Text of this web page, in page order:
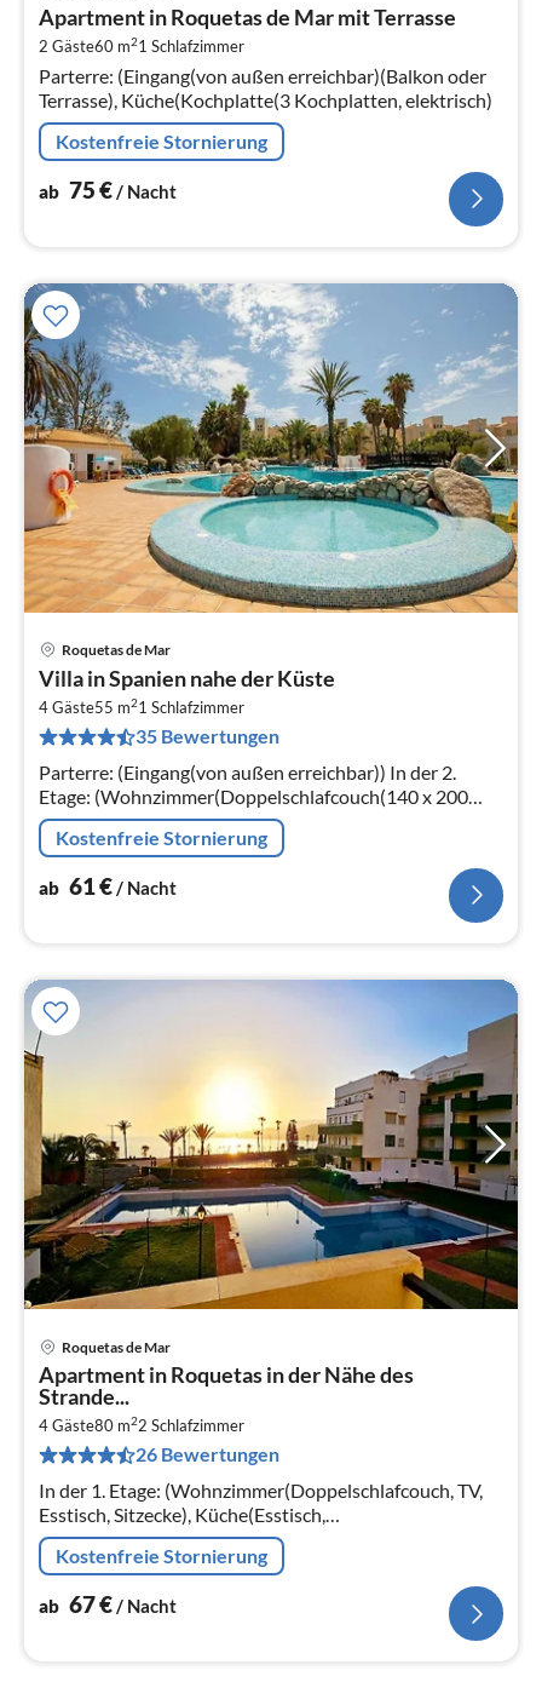
Apartment in Roquetas de Mar mit Terrasse
2 Gäste60 m21 Schlafzimmer
Parterre: (Eingang(von außen erreichbar)(Balkon oder
Terrasse), Küche(Kochplatte(3 Kochplatten, elektrisch)
Kostenfreie Stornierung
ab 75€ / Nacht
Roquetas de Mar
Villa in Spanien nahe der Küste
4 Gäste55 m21 Schlafzimmer
35 Bewertungen
Parterre: (Eingang(von außen erreichbar)) In der 2.
Etage: (Wohnzimmer(Doppelschlafcouch(140 x 200
cm), TV(Flatscreen), Esstisch, Sitzecke)
Kostenfreie Stornierung
ab 61€/ Nacht
Roquetas de Mar
Apartment in Roquetas in der Nähe des
Strande...
4 Gäste80 m22 Schlafzimmer
26 Bewertungen
In der 1. Etage: (Wohnzimmer(Doppelschlafcouch, TV,
Esstisch, Sitzecke), Küche(Esstisch,
Kochendwasserhahn, Toaster, Kochherd,
Kaffeemaschine, Backofen, Mikrowelle,
Kostenfreie Stornierung
ab 67€/ Nacht